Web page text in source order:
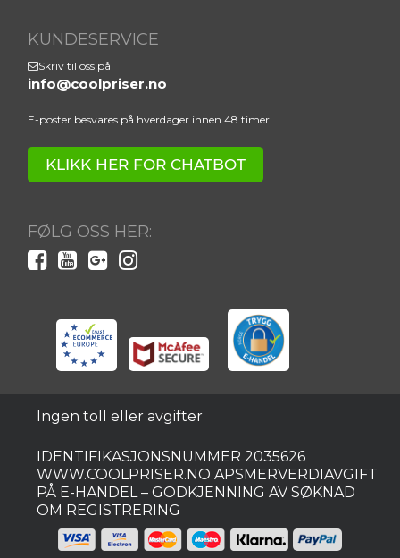
KUNDESERVICE
Skriv til oss på
info@coolpriser.no
E-poster besvares på hverdager innen 48 timer.
KLIKK HER FOR CHATBOT
FØLG OSS HER:
Ingen toll eller avgifter
IDENTIFIKASJONSNUMMER 2035626
WWW.COOLPRISER.NO APSMERVERDIAVGIFT
PÅ E-HANDEL – GODKJENNING AV SØKNAD
OM REGISTRERING